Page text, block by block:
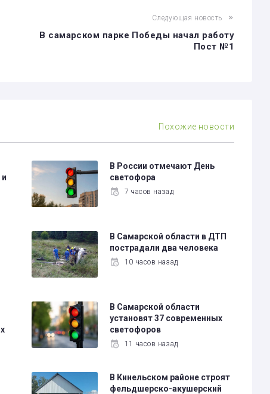
Следующая новость
В самарском парке Победы начал работу
Пост №1
Похожие новости
В России отмечают День
светофора
7 часов назад
В Самарской области в ДТП
пострадали два человека
10 часов назад
В Самарской области
установят 37 современных
светофоров
11 часов назад
В Кинельском районе строят
фельдшерско-акушерский